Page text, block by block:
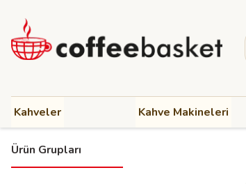
Kahveler Kahve Makineleri
Ürün Grupları